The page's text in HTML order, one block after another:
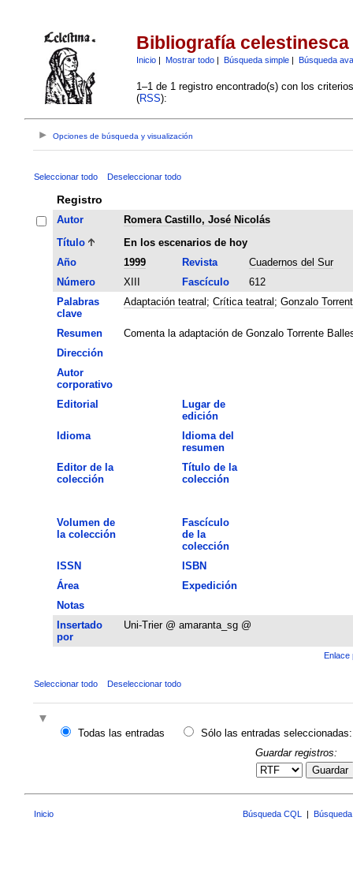
Bibliografía celestinesca
Inicio| Mostrar todo| Búsqueda simple| Búsqueda
1–1 de 1 registro encontrado(s) con los
(RSS):
Opciones de búsqueda y visualización
Seleccionar todo Deseleccionar todo
Registro
Autor
Romera Castillo, José Nicolás
Título
En los escenarios de hoy
Año
1999 Revista
Cuadernos del Sur
Número
XIII Fascículo
612
Palabras
clave
Adaptación teatral ; Crítica teatral ; Gonzalo
Resumen
Comenta la adaptación de Gonzalo Torrente
Dirección
Autor
corporativo
Editorial
Lugar de
edición
Idioma
Idioma del
resumen
Editor de la
colección
Título de la
colección
Volumen de
la colección
Fascículo
de la
colección
ISSN
ISBN
Área
Expedición
Notas
Insertado
por
Uni-Trier @ amaranta_sg @
Enlace
Seleccionar todo Deseleccionar todo
Todas las entradas
Sólo las entradas seleccionadas:
Guardar registros:
Guardar
Inicio Búsqueda CQL